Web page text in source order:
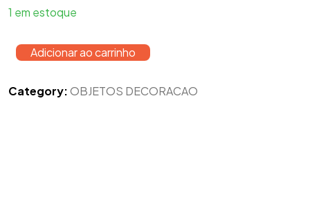
1 em estoque
Adicionar ao carrinho
Category:OBJETOS DECORACAO